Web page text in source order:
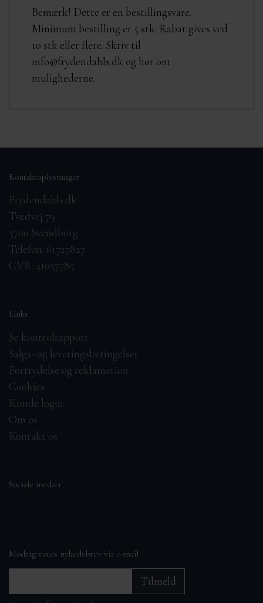
Bemærk! Dette er en bestillingsvare.
Minimum bestilling er 5 stk. Rabat gives ved
10 stk eller flere. Skriv til
info@frydendahls.dk og hør om
mulighederne.
Kontaktoplysninger
Frydendahls.dk
Tvedvej 79
5700 Svendborg
Telefon: 61727827
CVR: 41057785
Links
Se kontrolrapport
Salgs- og leveringsbetingelser
Fortrydelse og reklamation
Cookies
Kunde login
Om os
Kontakt os
Sociale medier
Modtag vores nyhedsbrev via e-mail
Tilmeld